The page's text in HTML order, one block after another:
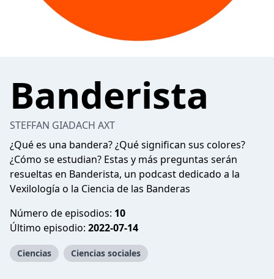
Banderista
STEFFAN GIADACH AXT
¿Qué es una bandera? ¿Qué significan sus colores?
¿Cómo se estudian? Estas y más preguntas serán
resueltas en Banderista, un podcast dedicado a la
Vexilología o la Ciencia de las Banderas
Número de episodios: 10
Último episodio: 2022-07-14
Ciencias Ciencias sociales